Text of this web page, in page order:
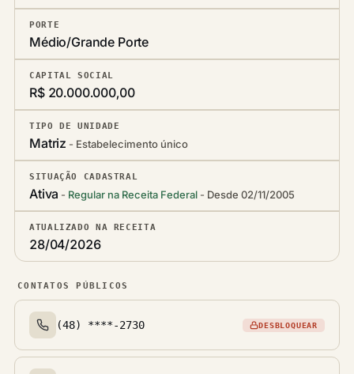
PORTE
Médio/Grande Porte
CAPITAL SOCIAL
R$ 20.000.000,00
TIPO DE UNIDADE
Matriz Estabelecimento único
SITUAÇÃO CADASTRAL
Ativa Regular na Receita Federal Desde 02/11/2005
ATUALIZADO NA RECEITA
28/04/2026
CONTATOS PÚBLICOS
Telefone(s)
(48) ****-2730 DESBLOQUEAR